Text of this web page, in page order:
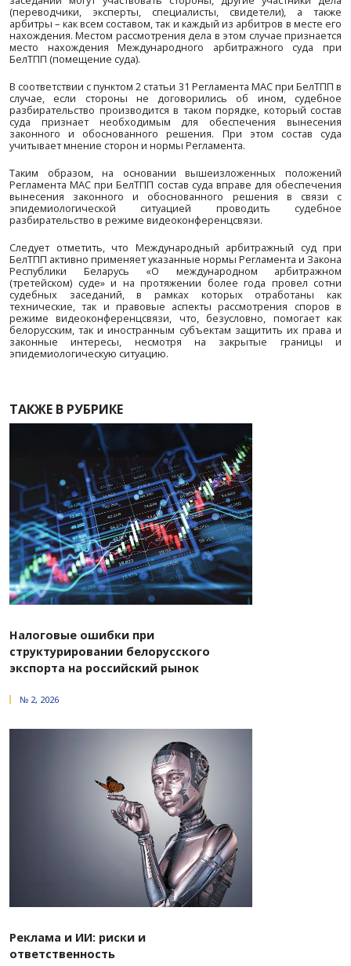
связанные с его изменением, расторжением,
недействительностью или толкованием, подлежат
в Международном арбитражном суде при БелТПП в
его регламентом»), дает возможность белорусскому
думать о возможной административной
невозврат выручки вплоть до размера суммы
выручки. Если же соответствующая арбитражная
включена во внешнеэкономический договор, то
субъект для наличия той же возможности
затрачивать много сил и средств для того, чтобы
иностранного государства (суд по месту нахождения
также нести значительные по размеру издержки,
или превышающие суммы заявленных
рассмотрения дела в иностранном суде.
Рассмотрение споров в МАС при
видеоконференции
Еще одним новшеством, особенно актуальным в
границ и в силу связанной с этим
присутствия сторон на заседаниях Международного
Такой формат исключает возможность для
иностранных субъектов утверждать, что они не
свои права и интересы в суде, что не позволило бы
субъектам получить надлежащее предоставление
связи с неисполнением или ненадлежащим
зарубежными партнерами взятых на себя
внешнеэкономическому договору.
В основе новой возможности для
следующие нормы Регламента Международного
суда при БелТПП.
В соответствии со статьей 27 Регламента в случае,
правило, в помещении Международного
БелТПП. По просьбе сторон, а в случае
собственной инициативе, состав суда может
другом месте.
арбитражного суда при БелТПП от 2 апреля
разъяснении отдельных положений Регламента
арбитражного суда при БелТПП» статью 27
понимать таким образом, что состав суда может
с использованием систем видеоконференцсвязи,
имеется техническая возможность. При этом
заседании могут участвовать стороны, другие
(переводчики, эксперты, специалисты,
арбитры – как всем составом, так и каждый из
нахождения. Местом рассмотрения дела в этом
место нахождения Международного
БелТПП (помещение суда).
случае, если стороны не договорились об
разбирательство производится в таком порядке,